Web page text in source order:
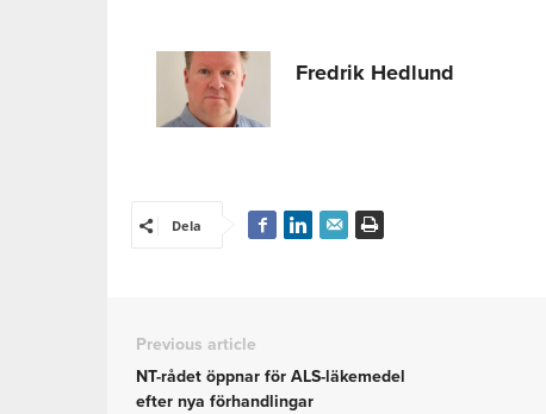
Fredrik Hedlund
Dela
Previous article
NT-rådet öppnar för ALS-läkemedel
efter nya förhandlingar